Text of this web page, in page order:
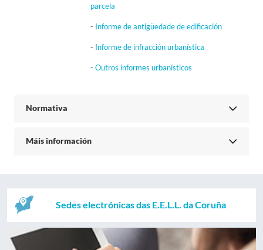
parcela
- Informe de antigüedade de edificación
- Informe de infracción urbanística
- Outros informes urbanísticos
Normativa
Máis información
Sedes electrónicas das E.E.L.L. da Coruña